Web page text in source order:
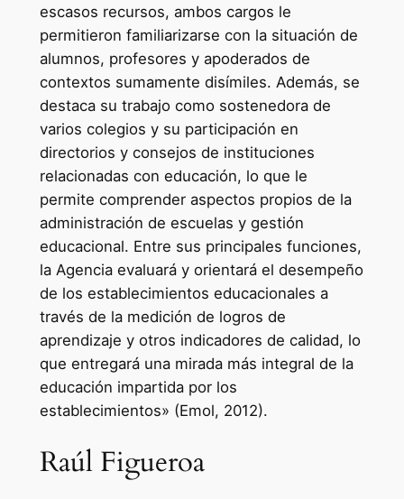
escasos recursos, ambos cargos le
permitieron familiarizarse con la situación de
alumnos, profesores y apoderados de
contextos sumamente disímiles. Además, se
destaca su trabajo como sostenedora de
varios colegios y su participación en
directorios y consejos de instituciones
relacionadas con educación, lo que le
permite comprender aspectos propios de la
administración de escuelas y gestión
educacional. Entre sus principales funciones,
la Agencia evaluará y orientará el desempeño
de los establecimientos educacionales a
través de la medición de logros de
aprendizaje y otros indicadores de calidad, lo
que entregará una mirada más integral de la
educación impartida por los
establecimientos» (Emol, 2012).
Raúl Figueroa